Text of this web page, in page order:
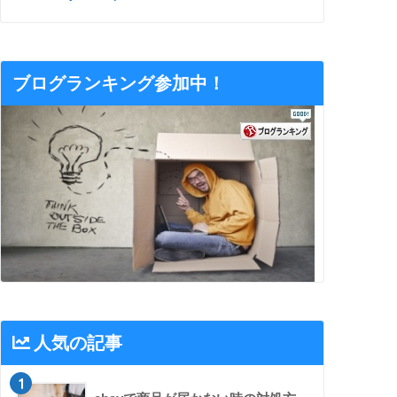
ブログランキング参加中！
人気の記事
1